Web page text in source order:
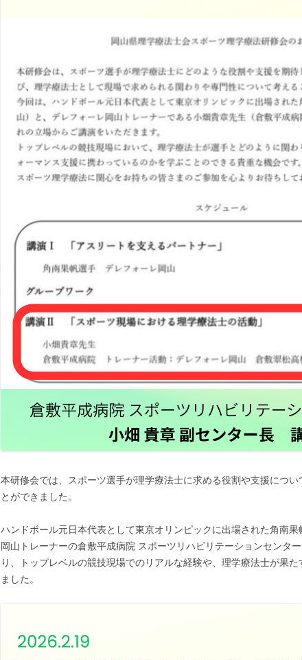
本研修会では、スポーツ選手が理学療法士に求める役割や支援につい
とができました。
ハンドボール元日本代表として東京オリンピックに出場された角南
岡山トレーナーの倉敷平成病院 スポーツリハビリテーションセンタ
り、トップレベルの競技現場でのリアルな経験や、理学療法士が果
ました。